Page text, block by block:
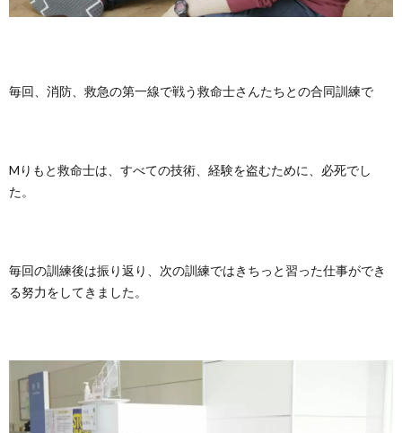
毎回、消防、救急の第一線で戦う救命士さんたちとの合同訓練で
Mりもと救命士は、すべての技術、経験を盗むために、必死でし
た。
毎回の訓練後は振り返り、次の訓練ではきちっと習った仕事ができ
る努力をしてきました。